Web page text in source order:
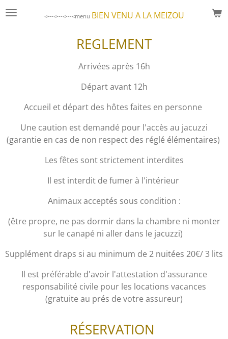
Passer
<---<---<---<menu BIEN VENU A LA MEIZOU
REGLEMENT
Arrivées après 16h
Départ avant 12h
Accueil et départ des hôtes faites en personne
Une caution est demandé pour l'accès au jacuzzi
(garantie en cas de non respect des réglé élémentaires)
Les fêtes sont strictement interdites
Il est interdit de fumer à l'intérieur
Animaux acceptés sous condition :
(être propre, ne pas dormir dans la chambre ni monter
sur le canapé ni aller dans le jacuzzi)
Supplément draps si au minimum de 2 nuitées 20€/ 3 lits
Il est préférable d'avoir l'attestation d'assurance
responsabilité civile pour les locations vacances
(gratuite au prés de votre assureur)
RÉSERVATION